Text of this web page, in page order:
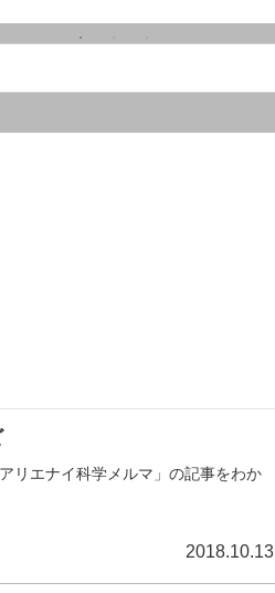
リエナイ科学メルマ」の記事をわか
2018.10.13